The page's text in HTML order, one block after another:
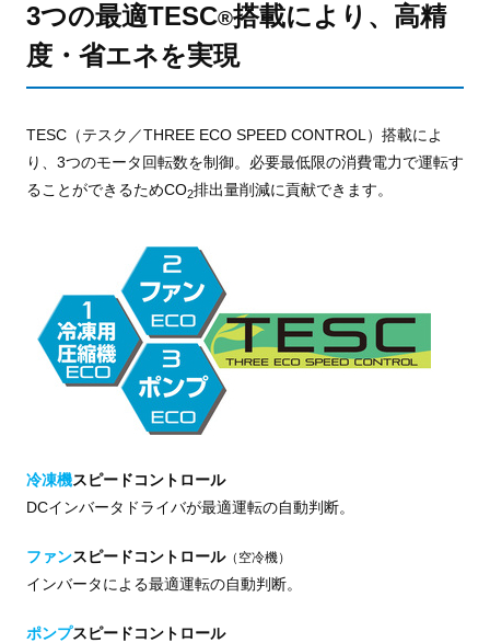
3つの最適TESC®搭載により、高精
度・省エネを実現
TESC（テスク／THREE ECO SPEED CONTROL）搭載によ
り、3つのモータ回転数を制御。 必要最低限の消費電力で運転す
ることができるためCO2排出量削減に貢献できます。
冷凍機スピードコントロール
DCインバータドライバが最適運転の自動判断。
ファンスピードコントロール（空冷機）
インバータによる最適運転の自動判断。
ポンプスピードコントロール